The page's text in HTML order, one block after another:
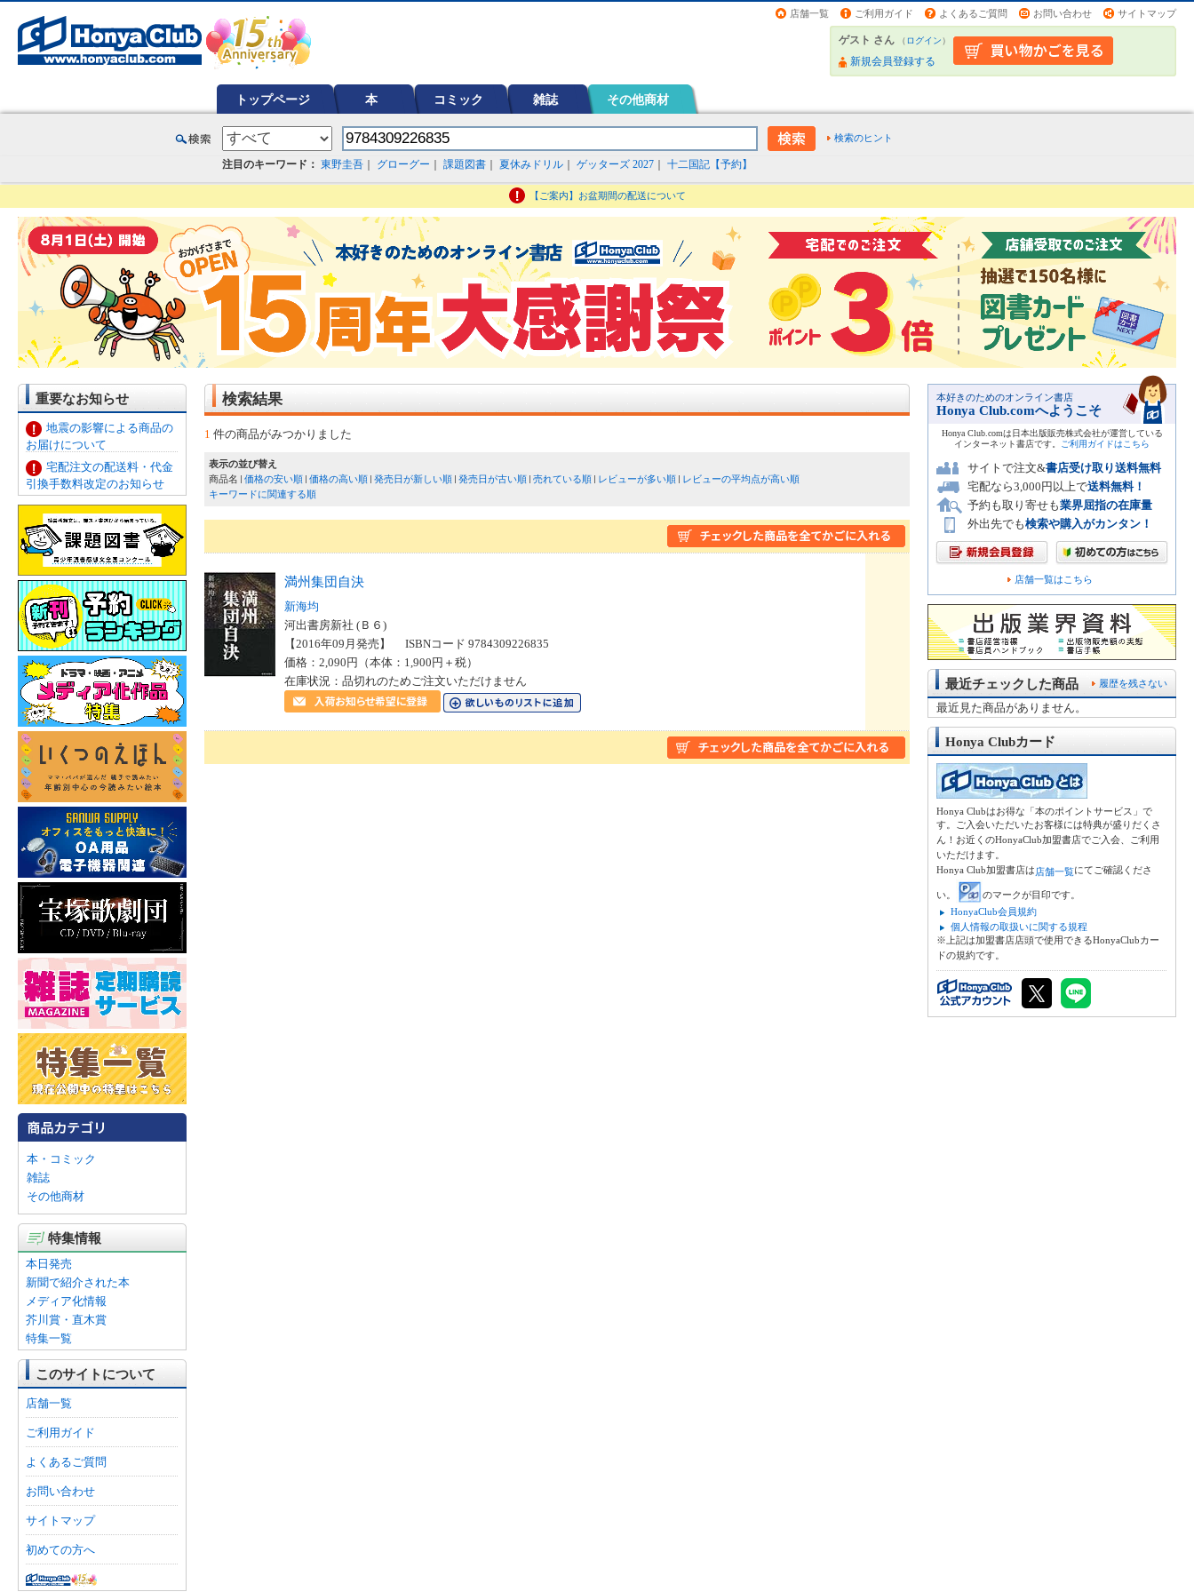
店舗一覧 ご利用ガイド よくあるご質問 お問い合わせ サイトマップ
ゲスト さん （ログイン）
新規会員登録する
トップページ 本 コミック 雑誌 その他商材
検索のヒント
注目のキーワード： 東野圭吾 グローグー 課題図書 夏休みドリル ゲッターズ 2027 十二国記【予約】
【ご案内】お盆期間の配送について
重要なお知らせ
地震の影響による商品の
お届けについて
宅配注文の配送料・代金
引換手数料改定のお知らせ
本・コミック
雑誌
その他商材
特集情報
本日発売
新聞で紹介された本
メディア化情報
芥川賞・直木賞
特集一覧
このサイトについて
店舗一覧
ご利用ガイド
よくあるご質問
お問い合わせ
サイトマップ
初めての方へ
検索結果
1 件の商品がみつかりました
表示の並び替え
商品名
価格の安い順 価格の高い順 発売日が新しい順 発売日が古い順 売れている順 レビューが多い順
レビューの平均点が高い順
キーワードに関連する順
満州集団自決
新海均
河出書房新社 (Ｂ６)
【2016年09月発売】 ISBNコード 9784309226835
価格：2,090円（本体：1,900円＋税）
在庫状況：品切れのためご注文いただけません
本好きのためのオンライン書店
Honya Club.comへようこそ
Honya Club.comは日本出版販売株式会社が運営している
インターネット書店です。
ご利用ガイドはこちら
サイトで注文&書店受け取り送料無料
宅配なら3,000円以上で送料無料！
予約も取り寄せも業界屈指の在庫量
外出先でも検索や購入がカンタン！
店舗一覧はこちら
履歴を残さない
最近チェックした商品
最近見た商品がありません。
Honya Clubカード
Honya Clubはお得な「本のポイントサービス」で
す。ご入会いただいたお客様には特典が盛りだくさ
ん！お近くのHonyaClub加盟書店でご入会、ご利用
いただけます。
Honya Club加盟書店は店舗一覧にてご確認くださ
い。
のマークが目印です。
HonyaClub会員規約
個人情報の取扱いに関する規程
※上記は加盟書店店頭で使用できるHonyaClubカー
ドの規約です。